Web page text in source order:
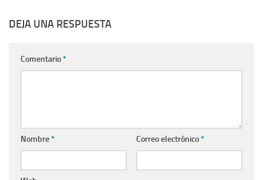
DEJA UNA RESPUESTA
Comentario*
Nombre* Correo electrónico*